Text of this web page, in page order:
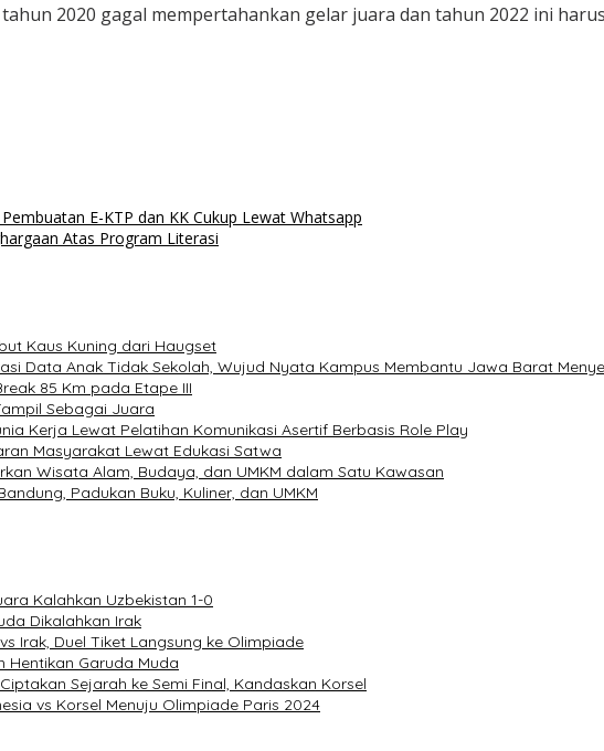
2020 gagal mempertahankan gelar juara dan tahun 2022 ini
E-KTP dan KK Cukup Lewat Whatsapp
Atas Program Literasi
Kaus Kuning dari Haugset
Data Anak Tidak Sekolah, Wujud Nyata Kampus Membantu Jawa Barat
85 Km pada Etape III
Sebagai Juara
Kerja Lewat Pelatihan Komunikasi Asertif Berbasis Role Play
Masyarakat Lewat Edukasi Satwa
Wisata Alam, Budaya, dan UMKM dalam Satu Kawasan
Padukan Buku, Kuliner, dan UMKM
Kalahkan Uzbekistan 1-0
Dikalahkan Irak
Irak, Duel Tiket Langsung ke Olimpiade
Hentikan Garuda Muda
Sejarah ke Semi Final, Kandaskan Korsel
vs Korsel Menuju Olimpiade Paris 2024